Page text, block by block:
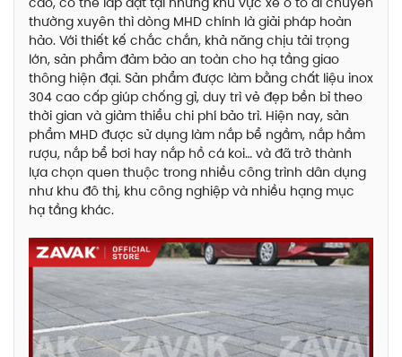
thường xuyên thì dòng MHD chính là giải pháp hoàn
hảo. Với thiết kế chắc chắn, khả năng chịu tải trọng
lớn, sản phẩm đảm bảo an toàn cho hạ tầng giao
thông hiện đại. Sản phẩm được làm bằng chất liệu inox
304 cao cấp giúp chống gỉ, duy trì vẻ đẹp bền bỉ theo
thời gian và giảm thiểu chi phí bảo trì. Hiện nay, sản
phẩm MHD được sử dụng làm nắp bể ngầm, nắp hầm
rượu, nắp bể bơi hay nắp hồ cá koi… và đã trở thành
lựa chọn quen thuộc trong nhiều công trình dân dụng
như khu đô thị, khu công nghiệp và nhiều hạng mục
hạ tầng khác.